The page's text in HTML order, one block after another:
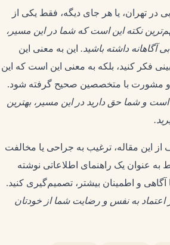
در تهران، یا هر جای دیگه، فقط یکی از
نکته این است که شما در این مسیر،
آگاهانه داشته باشید. این به معنی این
فکر کنید، بلکه به معنی این است که این
و مشورت با متخصصین صحیح گرفته شود.
و شما حق دارید در این مسیر، بهترین
از این مقاله، ترغیب به جراحی یا مخالفت
به عنوان یک راهنمای اطلاعاتی نوشته
آگاهی و اطمینان بیشتر، تصمیم‌گیری کنید.
اعتماد به نفس و رضایت شما از خودتان